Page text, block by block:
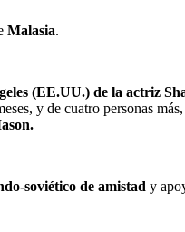
Malasia.
(EE.UU.) de la actriz
y de cuatro personas
soviético de amistad y